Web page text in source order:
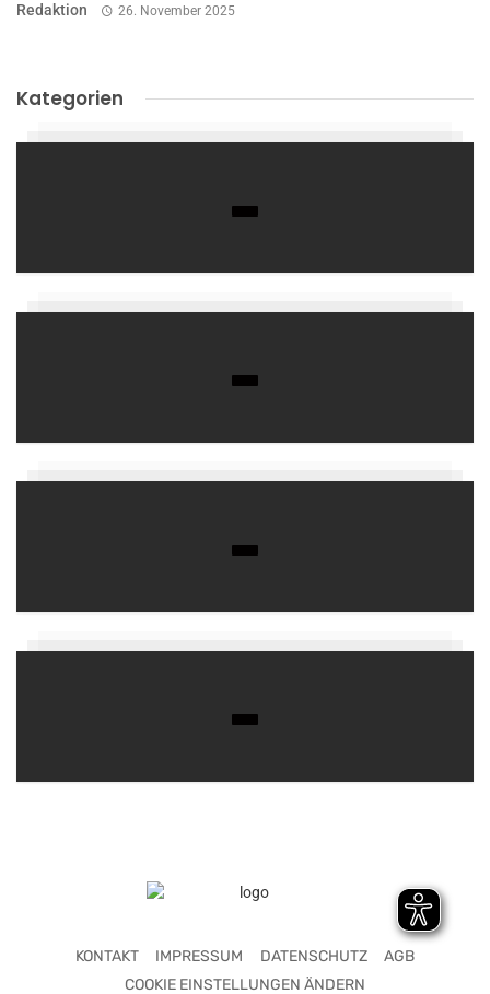
Redaktion 26. November 2025
Kategorien
KONTAKT IMPRESSUM DATENSCHUTZ
AGB
COOKIE EINSTELLUNGEN ÄNDERN